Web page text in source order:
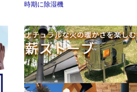
時期に除湿機